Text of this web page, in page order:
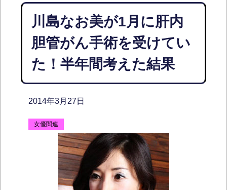
川島なお美が1月に肝内
胆管がん手術を受けてい
た！半年間考えた結果
2014年3月27日
女優関連